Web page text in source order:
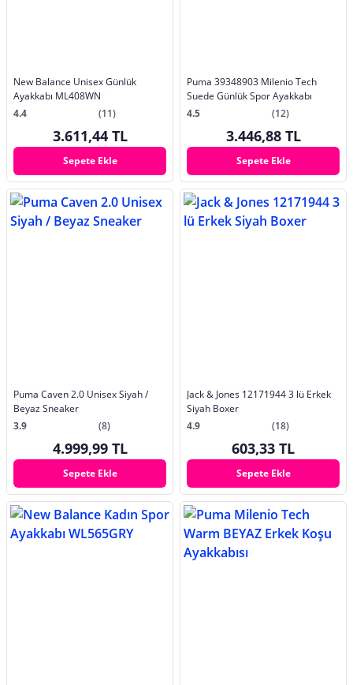
New Balance Unisex Günlük
Ayakkabı ML408WN
4.4
(11)
3.611,44 TL
Sepete Ekle
Puma 39348903 Milenio Tech
Suede Günlük Spor Ayakkabı
4.5
(12)
3.446,88 TL
Sepete Ekle
Puma Caven 2.0 Unisex Siyah /
Beyaz Sneaker
3.9
(8)
4.999,99 TL
Sepete Ekle
Jack & Jones 12171944 3 lü Erkek
Siyah Boxer
4.9
(18)
603,33 TL
Sepete Ekle